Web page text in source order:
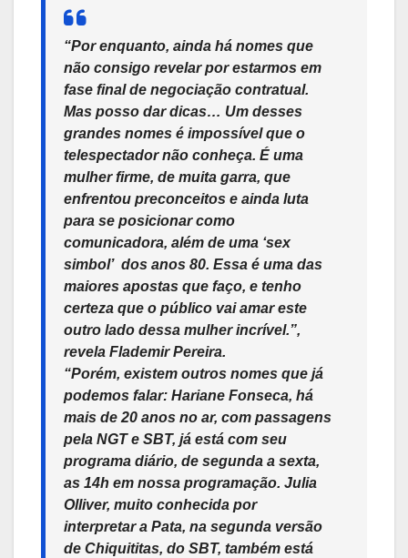
“Por enquanto, ainda há nomes que
não consigo revelar por estarmos em
fase final de negociação contratual.
Mas posso dar dicas… Um desses
grandes nomes é impossível que o
telespectador não conheça. É uma
mulher firme, de muita garra, que
enfrentou preconceitos e ainda luta
para se posicionar como
comunicadora, além de uma ‘sex
simbol’ dos anos 80. Essa é uma das
maiores apostas que faço, e tenho
certeza que o público vai amar este
outro lado dessa mulher incrível.”,
revela Flademir Pereira.
“Porém, existem outros nomes que já
podemos falar: Hariane Fonseca, há
mais de 20 anos no ar, com passagens
pela NGT e SBT, já está com seu
programa diário, de segunda a sexta,
as 14h em nossa programação. Julia
Olliver, muito conhecida por
interpretar a Pata, na segunda versão
de Chiquititas, do SBT, também está